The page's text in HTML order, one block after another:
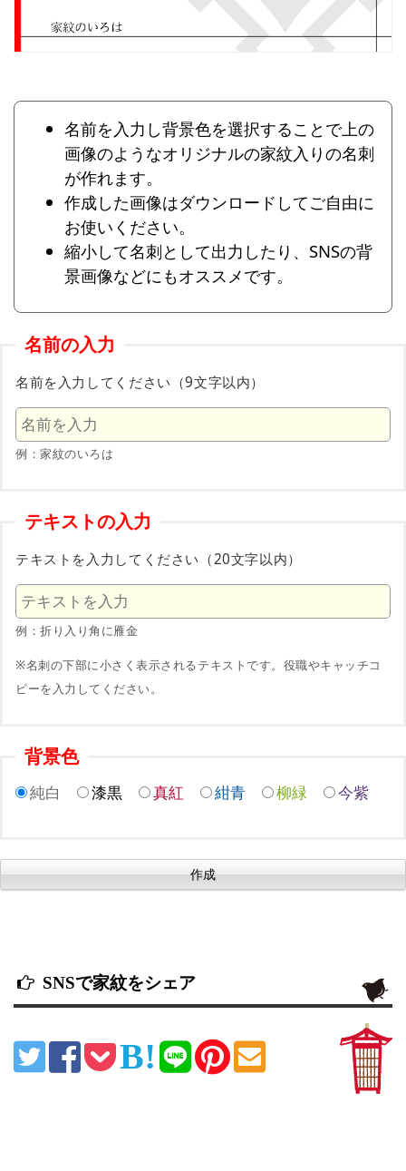
名前を入力し背景色を選択することで上の
画像のようなオリジナルの家紋入りの名刺
が作れます。
作成した画像はダウンロードしてご自由に
お使いください。
縮小して名刺として出力したり、SNSの背
景画像などにもオススメです。
名前の入力
名前を入力してください（9文字以内）
例：家紋のいろは
テキストの入力
テキストを入力してください（20文字以内）
例：折り入り角に雁金
※名刺の下部に小さく表示されるテキストです。役職やキャッチコ
ピーを入力してください。
背景色
純白 漆黒 真紅 紺青 柳緑 今紫
SNSで家紋をシェア